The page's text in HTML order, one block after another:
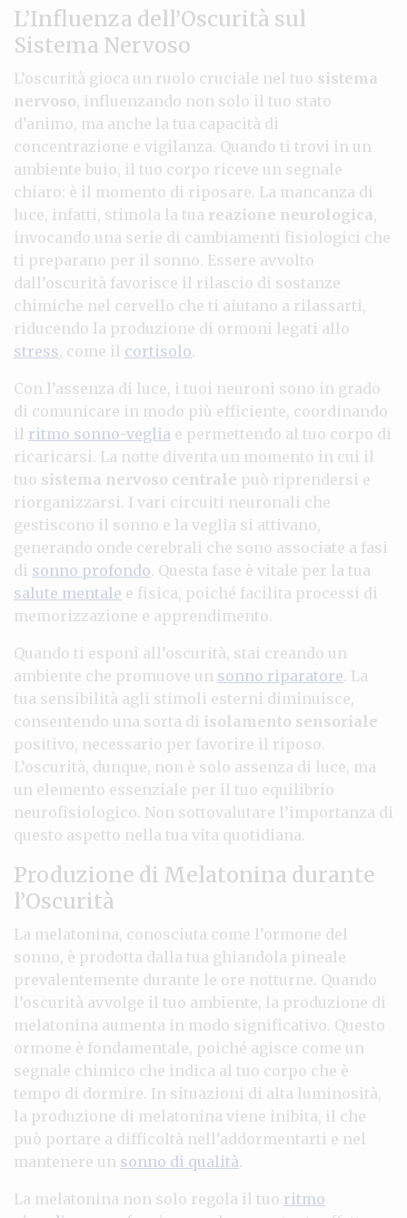
L’Influenza dell’Oscurità sul
Sistema Nervoso
L’oscurità gioca un ruolo cruciale nel tuo sistema
nervoso, influenzando non solo il tuo stato
d’animo, ma anche la tua capacità di
concentrazione e vigilanza. Quando ti trovi in un
ambiente buio, il tuo corpo riceve un segnale
chiaro: è il momento di riposare. La mancanza di
luce, infatti, stimola la tua reazione neurologica,
invocando una serie di cambiamenti fisiologici che
ti preparano per il sonno. Essere avvolto
dall’oscurità favorisce il rilascio di sostanze
chimiche nel cervello che ti aiutano a rilassarti,
riducendo la produzione di ormoni legati allo
stress, come il cortisolo.
Con l’assenza di luce, i tuoi neuroni sono in grado
di comunicare in modo più efficiente, coordinando
il ritmo sonno-veglia e permettendo al tuo corpo di
ricaricarsi. La notte diventa un momento in cui il
tuo sistema nervoso centrale può riprendersi e
riorganizzarsi. I vari circuiti neuronali che
gestiscono il sonno e la veglia si attivano,
generando onde cerebrali che sono associate a fasi
di sonno profondo. Questa fase è vitale per la tua
salute mentale e fisica, poiché facilita processi di
memorizzazione e apprendimento.
Quando ti esponi all’oscurità, stai creando un
ambiente che promuove un sonno riparatore. La
tua sensibilità agli stimoli esterni diminuisce,
consentendo una sorta di isolamento sensoriale
positivo, necessario per favorire il riposo.
L’oscurità, dunque, non è solo assenza di luce, ma
un elemento essenziale per il tuo equilibrio
neurofisiologico. Non sottovalutare l’importanza di
questo aspetto nella tua vita quotidiana.
Produzione di Melatonina durante
l’Oscurità
La melatonina, conosciuta come l’ormone del
sonno, è prodotta dalla tua ghiandola pineale
prevalentemente durante le ore notturne. Quando
l’oscurità avvolge il tuo ambiente, la produzione di
melatonina aumenta in modo significativo. Questo
ormone è fondamentale, poiché agisce come un
segnale chimico che indica al tuo corpo che è
tempo di dormire. In situazioni di alta luminosità,
la produzione di melatonina viene inibita, il che
può portare a difficoltà nell’addormentarti e nel
mantenere un sonno di qualità.
La melatonina non solo regola il tuo ritmo